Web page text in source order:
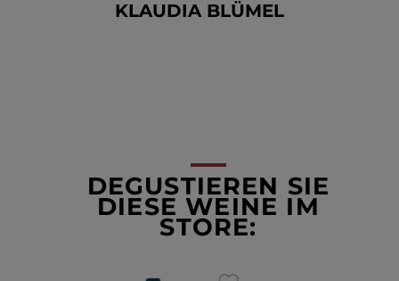
KLAUDIA BLÜMEL
DEGUSTIEREN SIE
DIESE WEINE IM
STORE: